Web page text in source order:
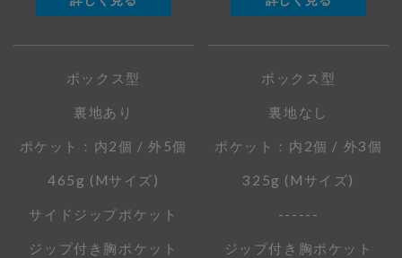
ボックス型
裏地あり
ポケット：内2個 / 外5個
465g (Mサイズ)
サイドジップポケット
ジップ付き胸ポケット
ボックス型
裏地なし
ポケット：内2個 / 外3個
325g (Mサイズ)
------
ジップ付き胸ポケット